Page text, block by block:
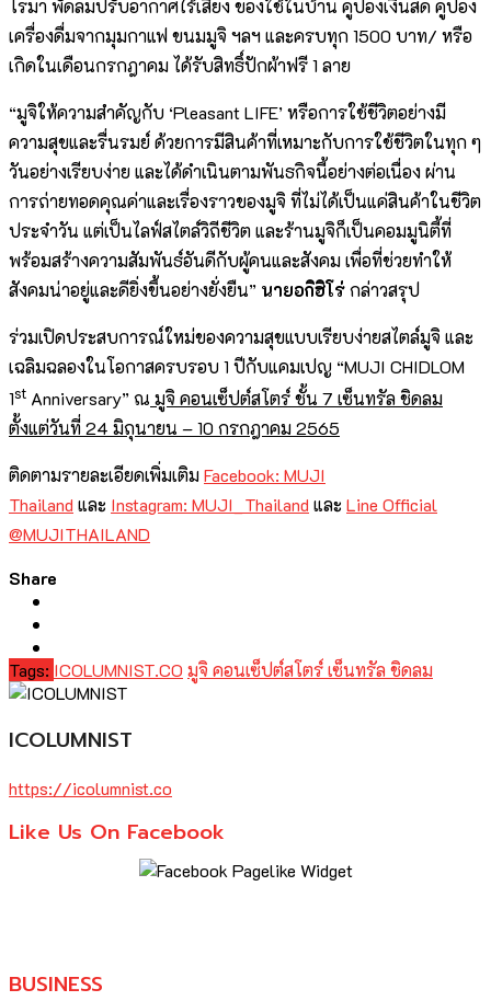
โรมา พัดลมปรับอากาศไร้เสียง ของใช้ในบ้าน คูปองเงินสด คูปอง
เครื่องดื่มจากมุมกาแฟ ขนมมูจิ ฯลฯ และครบทุก 1500 บาท/ หรือ
เกิดในเดือนกรกฎาคม ได้รับสิทธิ์ปักผ้าฟรี 1 ลาย
“มูจิให้ความสำคัญกับ ‘Pleasant LIFE’ หรือการใช้ชีวิตอย่างมี
ความสุขและรื่นรมย์ ด้วยการมีสินค้าที่เหมาะกับการใช้ชีวิตในทุก ๆ
วันอย่างเรียบง่าย และได้ดำเนินตามพันธกิจนี้อย่างต่อเนื่อง ผ่าน
การถ่ายทอดคุณค่าและเรื่องราวของมูจิ ที่ไม่ได้เป็นแค่สินค้าในชีวิต
ประจำวัน แต่เป็นไลฟ์สไตล์วิถีชีวิต และร้านมูจิก็เป็นคอมมูนิตี้ที่
พร้อมสร้างความสัมพันธ์อันดีกับผู้คนและสังคม เพื่อที่ช่วยทำให้
สังคมน่าอยู่และดียิ่งขึ้นอย่างยั่งยืน” นายอกิฮิโร่กล่าวสรุป
ร่วมเปิดประสบการณ์ใหม่ของความสุขแบบเรียบง่ายสไตล์มูจิ และ
เฉลิมฉลองในโอกาสครบรอบ 1 ปีกับแคมเปญ “MUJI CHIDLOM
1st Anniversary” ณ มูจิ คอนเซ็ปต์สโตร์ชั้น 7 เซ็นทรัล ชิดลม
ตั้งแต่วันที่24 มิถุนายน – 10 กรกฎาคม2565
ติดตามรายละเอียดเพิ่มเติมFacebook: MUJI
Thailand และ Instagram: MUJI_Thailand และ Line Official
@MUJITHAILAND
Share
Tags: ICOLUMNIST.CO มูจิ คอนเซ็ปต์สโตร์ เซ็นทรัล ชิดลม
ICOLUMNIST
https://icolumnist.co
Like Us On Facebook
BUSINESS